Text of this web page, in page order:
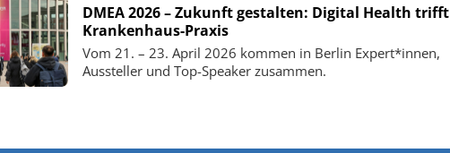
DMEA 2026 – Zukunft gestalten: Digital Health trifft
Krankenhaus-Praxis
Vom 21. – 23. April 2026 kommen in Berlin Expert*innen,
Aussteller und Top-Speaker zusammen.